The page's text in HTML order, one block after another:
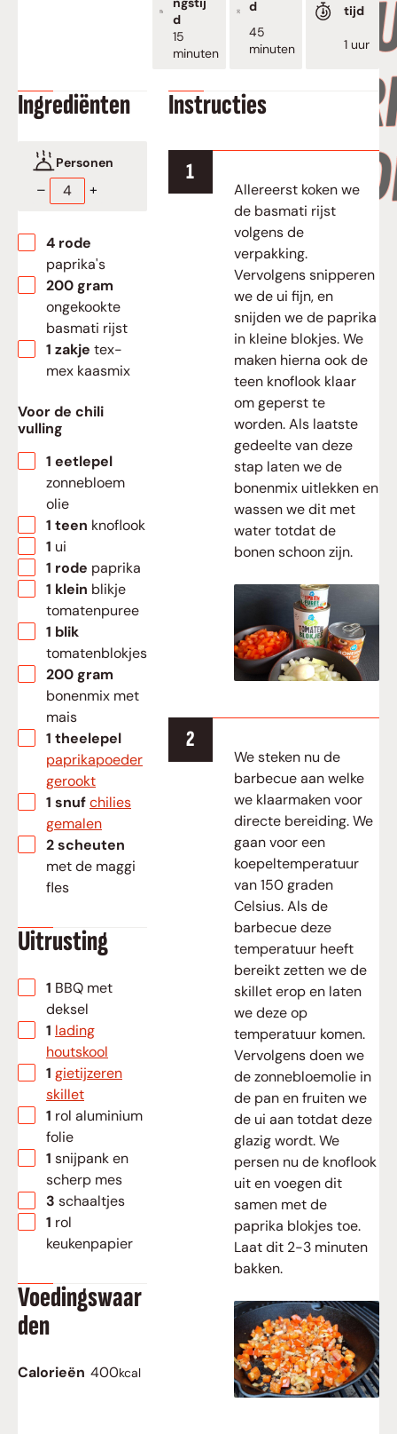
d
15minuten
minuten
d
45
minuten
tijd
1uur
uur
Ingrediënten
Personen
– +
▢
4 rode
paprika's
▢
200gram
ongekookte
basmati rijst
▢
1 zakje tex-
mex kaasmix
Voor de chili
vulling
▢
1 eetlepel
zonnebloem
olie
▢
1 teen knoflook
▢
1 ui
▢
1 rode paprika
▢
1 klein blikje
tomatenpuree
▢
1 blik
tomatenblokjes
▢
200gram
bonenmix met
mais
▢
1 theelepel
paprikapoeder
gerookt
▢
1 snufchilies
gemalen
▢
2scheuten
met de maggi
fles
Uitrusting
▢
1 BBQ met
deksel
▢ lading
houtskool
▢ gietijzeren
skillet
▢
1 rol aluminium
folie
▢
1 snijpank en
scherp mes
▢ 3 schaaltjes
▢
1 rol
keukenpapier
Voedingswaar
den
Calorieën 400kcal
Instructies
Allereerst koken we
de basmati rijst
volgens de
verpakking.
Vervolgens snipperen
we de ui fijn, en
snijden we de paprika
in kleine blokjes. We
maken hierna ook de
teen knoflook klaar
om geperst te
worden. Als laatste
gedeelte van deze
stap laten we de
bonenmix uitlekken en
wassen we dit met
water totdat de
bonen schoon zijn.
We steken nu de
barbecue aan welke
we klaarmaken voor
directe bereiding. We
gaan voor een
koepeltemperatuur
van 150 graden
Celsius. Als de
barbecue deze
temperatuur heeft
bereikt zetten we de
skillet erop en laten
we deze op
temperatuur komen.
Vervolgens doen we
de zonnebloemolie in
de pan en fruiten we
de ui aan totdat deze
glazig wordt. We
persen nu de knoflook
uit en voegen dit
samen met de
paprika blokjes toe.
Laat dit 2-3 minuten
bakken.